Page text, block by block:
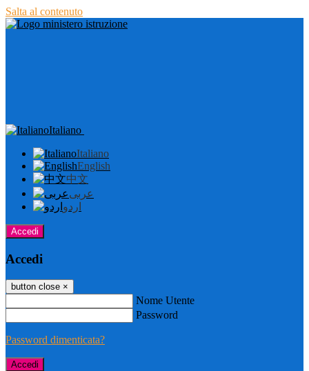
Salta al contenuto
Italiano
Italiano
English
中文
عربى
اردو
Accedi
Accedi
button close ×
Nome Utente
Password
Password dimenticata?